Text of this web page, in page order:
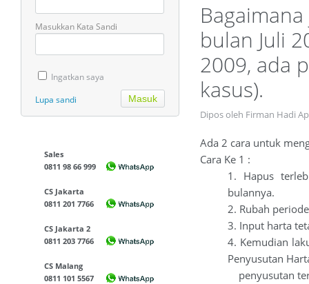
Masukkan Kata Sandi
Ingatkan saya
Lupa sandi
Sales
0811 98 66 999
CS Jakarta
0811 201 7766
CS Jakarta 2
0811 203 7766
CS Malang
0811 101 5567
bulan Juli
2009, ada
kasus).
Dipos oleh Firman Hadi
Ada 2 cara untuk
Cara Ke 1 :
1. Hapus
bulannya.
2. Rubah
3. Input harta
4. Kemudian
Penyusutan
penyusutan